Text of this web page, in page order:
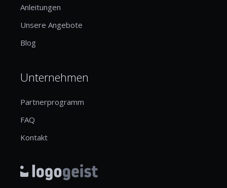
Anleitungen
Unsere Angebote
Blog
Unternehmen
Partnerprogramm
FAQ
Kontakt